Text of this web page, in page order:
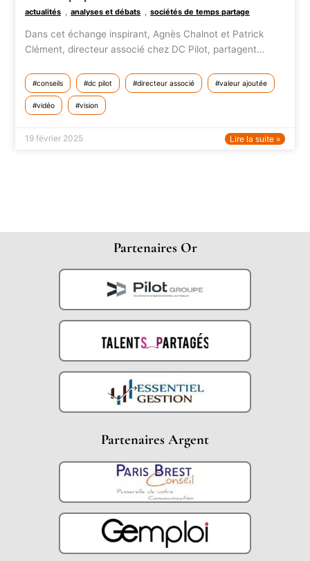
actualités ,analyses et débats ,sociétés de temps partage
Dans cet échange inspirant, Agnès Chalnot et Patrick
Clément, directeur associé chez DC Pilot, partagent…
conseils dc pilot directeur associé valeur ajoutée
vidéo vision
19 février 2025 Lire la suite »
Partenaires Or
Partenaires Argent